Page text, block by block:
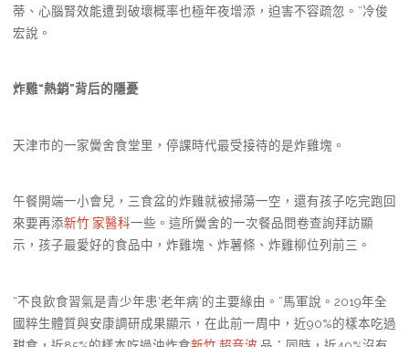
蒂、心腦腎效能遭到破壞概率也極年夜增添，迫害不容疏忽。”冷俊
宏說。
炸雞“熱銷”背后的隱憂
天津市的一家黌舍食堂里，停課時代最受接待的是炸雞塊。
午餐開端一小會兒，三食盆的炸雞就被掃蕩一空，還有孩子吃完跑回
來要再添新竹 家醫科一些。這所黌舍的一次餐品問卷查詢拜訪顯
示，孩子最愛好的食品中，炸雞塊、炸薯條、炸雞柳位列前三。
“不良飲食習氣是青少年患‘老年病’的主要緣由。”馬軍說。2019年全
國粹生體質與安康調研成果顯示，在此前一周中，近90%的樣本吃過